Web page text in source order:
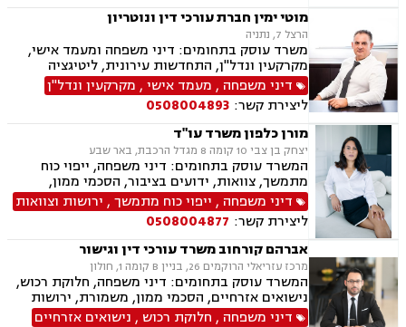
מוטי ימין חברת עורכי דין ונוטריון
הרצל 7, נתניה
משרד עוסק בתחומים: דיני משפחה ומעמד אישי,
מקרקעין ונדל"ן, התחדשות עירונית, ליטיגציה
אזרחית-מסחרית, סכסוכים חוזיים, סכסוכים כספיים,
דיני חברות, ירושות וצוואות, ייפוי כוח מתמשך,
גישור.
דיני משפחה , מעמד אישי, מקרקעין ונדל"ן
ליצירת קשר: 0508004893
מורן כלפון משרד עו"ד
יצחק בן צבי 10 קומה 8 מגדל הרכבת, באר שבע
המשרד עוסק בתחומים: דיני משפחה, ייפוי כוח
מתמשך, צוואות, ידועים בציבור, הסכמי ממון,
אבהות, מזונות, משמורת, גירושין, נישואים אזרחיים,
ניכור הורי
דיני משפחה , ייפוי כוח מתמשך, ירושות וצוואות
ליצירת קשר: 0508004877
אברהם קורחוב משרד עורכי דין וגישור
מרכז עזריאלי הרוקמים 26, בניין B קומה 1, חולון
המשרד עוסק בתחומים: דיני משפחה, חלוקת רכוש,
נישואים אזרחיים, הסכמי ממון, משמורת, ירושות
וצוואות, גירושין, זמני שהות, מזונות, ידועים בציבור,
דיני משפחה , חלוקת רכוש , נישואים אזרחיים